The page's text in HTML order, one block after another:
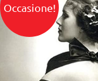
Occasione!